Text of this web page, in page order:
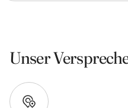
Unser